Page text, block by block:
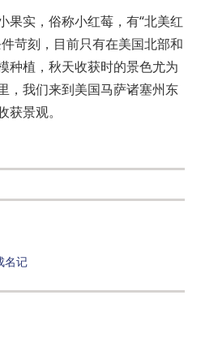
果实，俗称小红莓，有“北美红
苛刻，目前只有在美国北部和
种植，秋天收获时的景色尤为
，我们来到美国马萨诸塞州东
景观。
名记